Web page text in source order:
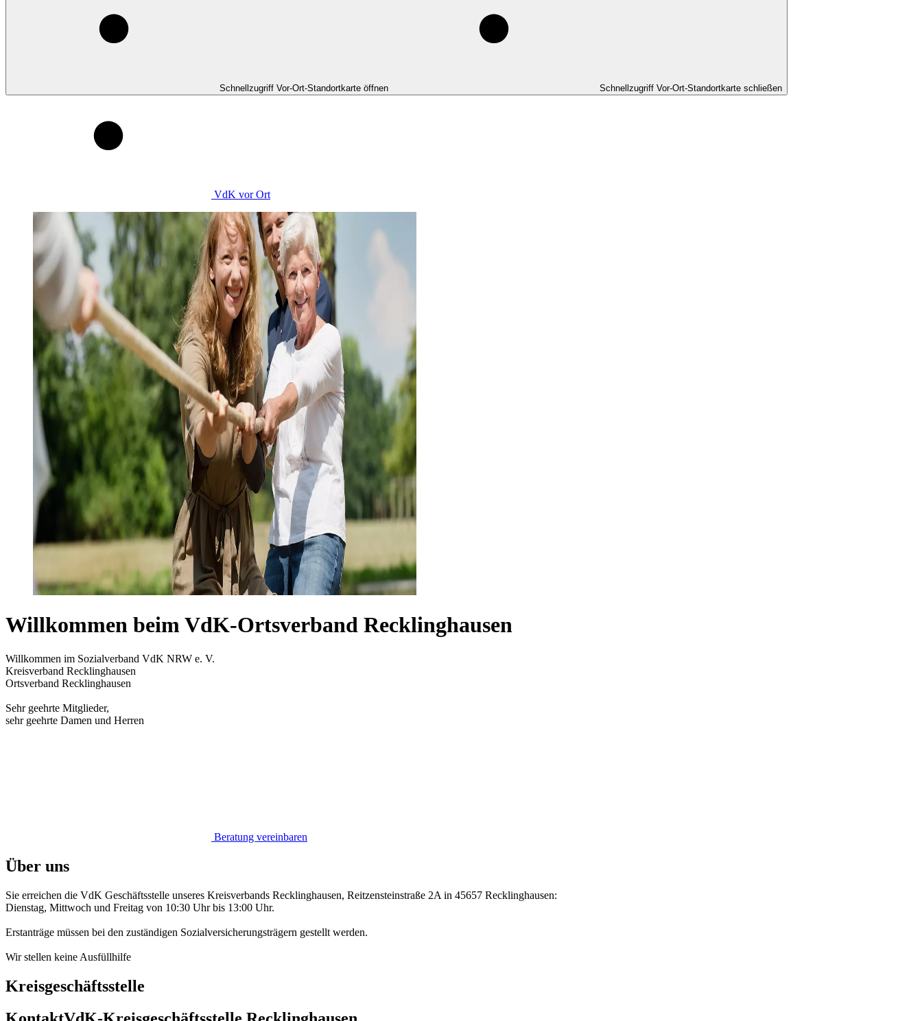
Schnellzugriff Vor-Ort-Standortkarte öffnen Schnellzugriff Vor-Ort-Standortkarte schließen
VdK vor Ort
Willkommen beim VdK-Ortsverband Recklinghausen
Willkommen im Sozialverband VdK NRW e. V.
Kreisverband Recklinghausen
Ortsverband Recklinghausen
Sehr geehrte Mitglieder,
sehr geehrte Damen und Herren
Beratung vereinbaren
Über uns
Sie erreichen die VdK Geschäftsstelle unseres Kreisverbands Recklinghausen, Reitzensteinstraße 2A in 45657 Recklinghausen:
Dienstag, Mittwoch und Freitag von 10:30 Uhr bis 13:00 Uhr.
Erstanträge müssen bei den zuständigen Sozialversicherungsträgern gestellt werden.
Wir stellen keine Ausfüllhilfe
Kreisgeschäftsstelle